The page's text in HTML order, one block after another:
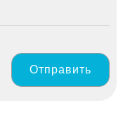
Отправить